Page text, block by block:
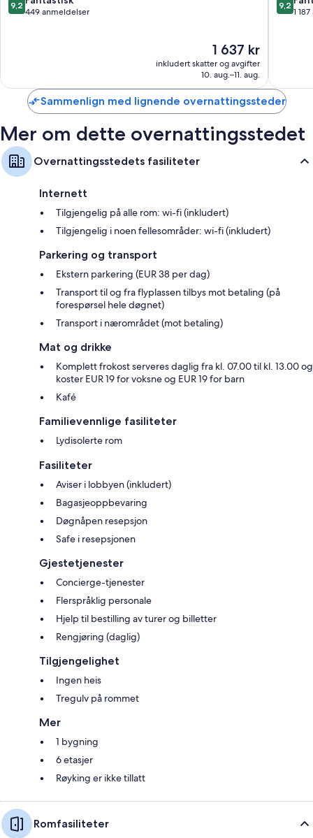
av
9,2
449 anmeldelser
Prisen
er
1 637 kr
1 637 kr
inkludert skatter og avgifter
10. aug.–11. aug.
av
9,2
1
Sammenlign med lignende overnattingssteder
Mer om dette overnattingsstedet
Overnattingsstedets fasiliteter
Internett
Tilgjengelig på alle rom: wi-fi (inkludert)
Tilgjengelig i noen fellesområder: wi-fi (inkludert)
Parkering og transport
Ekstern parkering (EUR 38 per dag)
Transport til og fra flyplassen tilbys mot betaling (på
forespørsel hele døgnet)
Transport i nærområdet (mot betaling)
Mat og drikke
Komplett frokost serveres daglig fra kl. 07.00 til kl. 13.00 og
koster EUR 19 for voksne og EUR 19 for barn
Kafé
Familievennlige fasiliteter
Lydisolerte rom
Fasiliteter
Aviser i lobbyen (inkludert)
Bagasjeoppbevaring
Døgnåpen resepsjon
Safe i resepsjonen
Gjestetjenester
Concierge-tjenester
Flerspråklig personale
Hjelp til bestilling av turer og billetter
Rengjøring (daglig)
Tilgjengelighet
Ingen heis
Tregulv på rommet
Mer
1 bygning
6 etasjer
Røyking er ikke tillatt
Romfasiliteter